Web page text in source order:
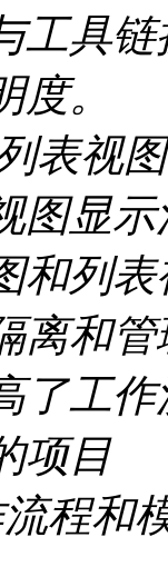
工具
。
表视
图显
和列
离和
了工
项目
程和